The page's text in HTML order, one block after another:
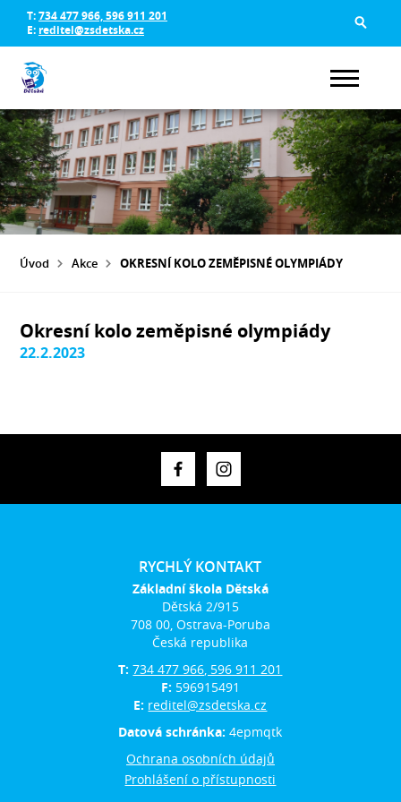
T:734 477 966, 596 911 201
E: reditel@zsdetska.cz
Úvod Akce OKRESNÍ KOLO ZEMĚPISNÉ OLYMPIÁDY
Okresní kolo zeměpisné olympiády
22.2.2023
RYCHLÝ KONTAKT
Základní škola Dětská
Dětská 2/915
708 00, Ostrava-Poruba
Česká republika
T:734 477 966, 596 911 201
F: 596915491
E: reditel@zsdetska.cz
Datová schránka:4epmqtk
Ochrana osobních údajů
Prohlášení o přístupnosti